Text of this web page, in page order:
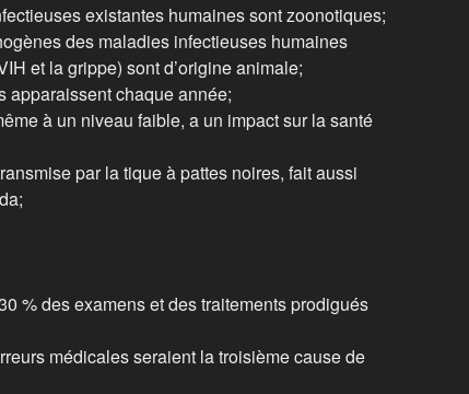
existantes humaines sont zoonotiques;
des maladies infectieuses humaines
et la grippe) sont d’origine animale;
apparaissent chaque année;
à un niveau faible, a un impact sur la santé
par la tique à pattes noires, fait aussi
% des examens et des traitements prodigués
médicales seraient la troisième cause de